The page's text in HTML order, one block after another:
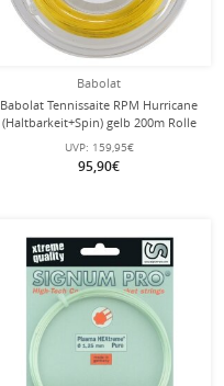
Babolat
Babolat Tennissaite RPM Hurricane
(Haltbarkeit+Spin) gelb 200m Rolle
UVP: 159,95€
95,90€